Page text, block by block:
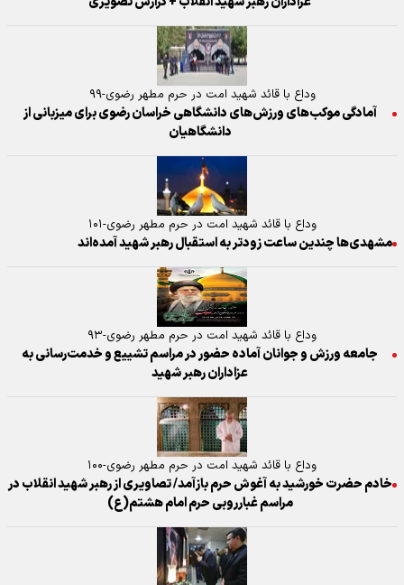
وداع با قائد شهید امت در حرم مطهر رضوی-۹۹
آمادگی موکب‌های ورزش‌های دانشگاهی خراسان رضوی برای میزبانی از
دانشگاهیان
وداع با قائد شهید امت در حرم مطهر رضوی-۱۰۱
مشهدی‌ها چندین ساعت زودتر به استقبال رهبر شهید آمده‌اند
وداع با قائد شهید امت در حرم مطهر رضوی-۹۳
جامعه ورزش و جوانان آماده حضور در مراسم تشییع و خدمت‌رسانی به
عزاداران رهبر شهید
وداع با قائد شهید امت در حرم مطهر رضوی-۱۰۰
خادم حضرت خورشید به آغوش حرم بازآمد/ تصاویری از رهبر شهید انقلاب در
مراسم غبارروبی حرم امام هشتم(ع)